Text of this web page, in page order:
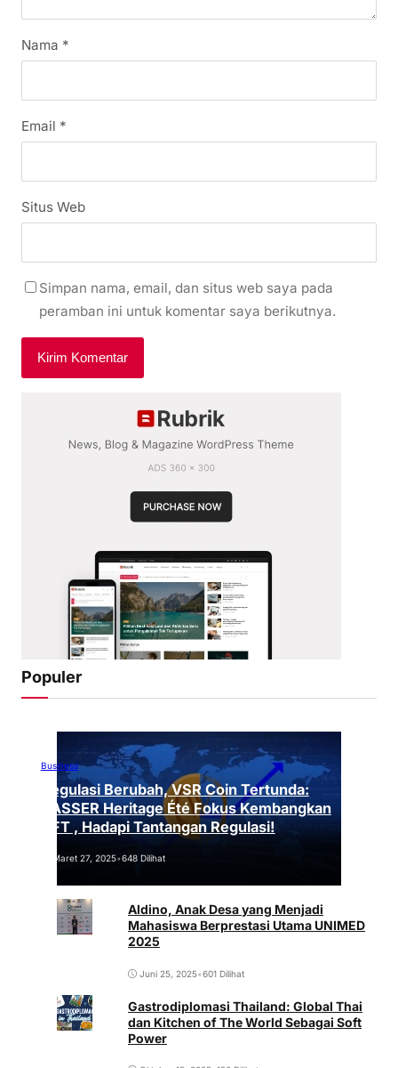
Nama *
Email *
Situs Web
Simpan nama, email, dan situs web saya pada
peramban ini untuk komentar saya berikutnya.
Populer
Business
Regulasi Berubah, VSR Coin Tertunda:
VASSER Heritage Été Fokus Kembangkan
NFT , Hadapi Tantangan Regulasi!
Maret 27, 2025•648 Dilihat
Aldino, Anak Desa yang Menjadi
Mahasiswa Berprestasi Utama UNIMED
2025
Juni 25, 2025•601 Dilihat
Gastrodiplomasi Thailand: Global Thai
dan Kitchen of The World Sebagai Soft
Power